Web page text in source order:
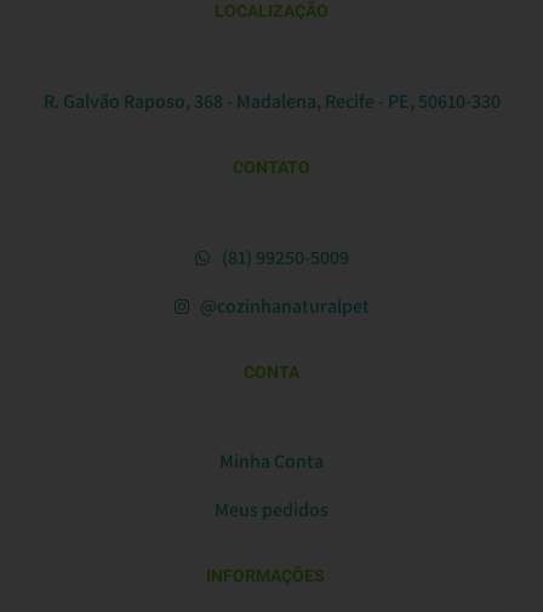
LOCALIZAÇÃO
R. Galvão Raposo, 368 - Madalena, Recife - PE, 50610-330
CONTATO
(81) 99250-5009
@cozinhanaturalpet
CONTA
Minha Conta
Meus pedidos
INFORMAÇÕES